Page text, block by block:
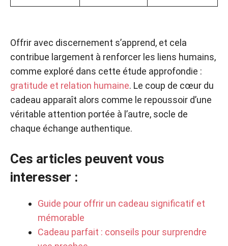
Offrir avec discernement s’apprend, et cela
contribue largement à renforcer les liens humains,
comme exploré dans cette étude approfondie :
gratitude et relation humaine. Le coup de cœur du
cadeau apparaît alors comme le repoussoir d’une
véritable attention portée à l’autre, socle de
chaque échange authentique.
Ces articles peuvent vous
interesser :
Guide pour offrir un cadeau significatif et
mémorable
Cadeau parfait : conseils pour surprendre